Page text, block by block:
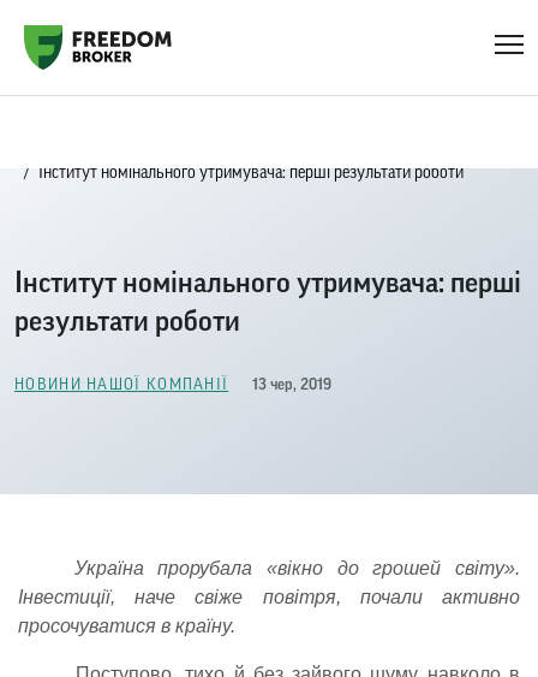
Інститут номінального утримувача: перші результати роботи
Інститут номінального утримувача: перші
результати роботи
НОВИНИ НАШОЇ КОМПАНІЇ 13 чер, 2019
Україна прорубала «вікно до грошей світу».
Інвестиції, наче свіже повітря, почали активно
просочуватися в країну.